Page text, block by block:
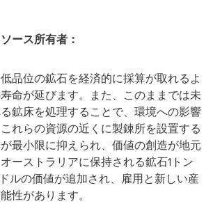
ース所有者：
品位の鉱石を経済的に採算が取れるよ
命が延びます。また、このままでは未
鉱床を処理することで、環境への影響
れらの資源の近くに製錬所を設置する
最小限に抑えられ、価値の創造が地元
ーストラリアに保持される鉱石1トン
ルの価値が追加され、雇用と新しい産
性があります。